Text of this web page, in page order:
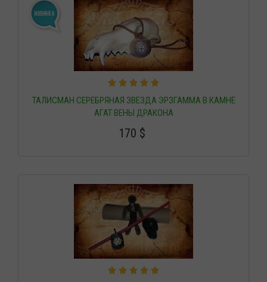
ТАЛИСМАН СЕРЕБРЯНАЯ ЗВЕЗДА ЭРЗГАММА В КАМНЕ
АГАТ ВЕНЫ ДРАКОНА
170 $